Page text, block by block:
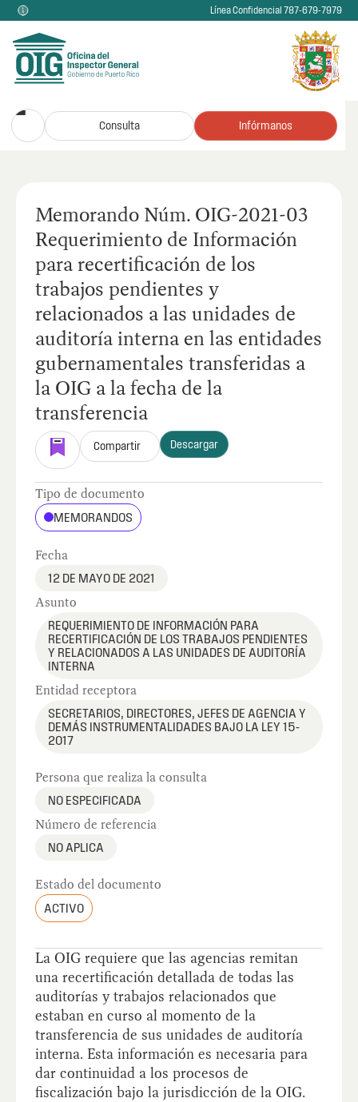
Línea Confidencial 787-679-7979
Consulta Infórmanos
Memorando Núm. OIG-2021-03
Requerimiento de Información
para recertificación de los
trabajos pendientes y
relacionados a las unidades de
auditoría interna en las entidades
gubernamentales transferidas a
la OIG a la fecha de la
transferencia
Compartir Descargar
Tipo de documento
MEMORANDOS
Fecha
12 DE MAYO DE 2021
Asunto
REQUERIMIENTO DE INFORMACIÓN PARA
RECERTIFICACIÓN DE LOS TRABAJOS PENDIENTES
Y RELACIONADOS A LAS UNIDADES DE AUDITORÍA
INTERNA
Entidad receptora
SECRETARIOS, DIRECTORES, JEFES DE AGENCIA Y
DEMÁS INSTRUMENTALIDADES BAJO LA LEY 15-
2017
Persona que realiza la consulta
NO ESPECIFICADA
Número de referencia
NO APLICA
Estado del documento
ACTIVO
La OIG requiere que las agencias remitan
una recertificación detallada de todas las
auditorías y trabajos relacionados que
estaban en curso al momento de la
transferencia de sus unidades de auditoría
interna. Esta información es necesaria para
dar continuidad a los procesos de
fiscalización bajo la jurisdicción de la OIG.